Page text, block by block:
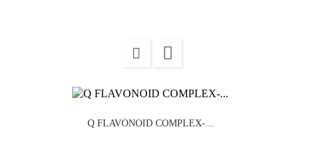

Q FLAVONOID COMPLEX-...